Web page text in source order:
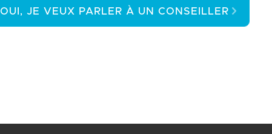
OUI, JE VEUX PARLER À UN CONSEILLER